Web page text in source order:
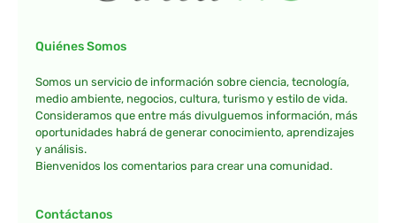
Quiénes Somos
Somos un servicio de información sobre ciencia, tecnología,
medio ambiente, negocios, cultura, turismo y estilo de vida.
Consideramos que entre más divulguemos información, más
oportunidades habrá de generar conocimiento, aprendizajes
y análisis.
Bienvenidos los comentarios para crear una comunidad.
Contáctanos